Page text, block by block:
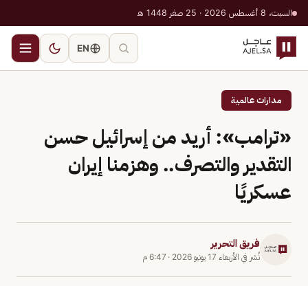
السبت، 8 أغسطس 2026 · 25 صفر 1448 هـ
EN
مدارات عالمية
«ترامب»: أريد من إسرائيل حسن
التقدير والتصرف.. وهزمنا إيران
عسكريًا
فريق التحرير
نُشر في الأربعاء 17 يونيو 2026 · 6:47 م